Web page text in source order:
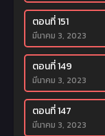
ตอนที่ 151
มีนาคม 3, 2023
ตอนที่ 149
มีนาคม 3, 2023
ตอนที่ 147
มีนาคม 3, 2023